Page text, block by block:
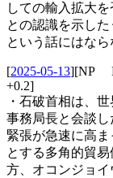
しての輸入拡大
との認識を示し
という話にはなら
[2025-05-13][NP
+0.2]
・石破首相は、
事務局長と会談
緊張が急速に高
とする多角的貿
方、オコンジョ